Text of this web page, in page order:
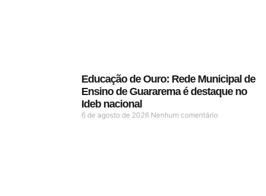
Educação de Ouro: Rede Municipal de
Ensino de Guararema é destaque no
Ideb nacional
6 de agosto de 2026 Nenhum comentário